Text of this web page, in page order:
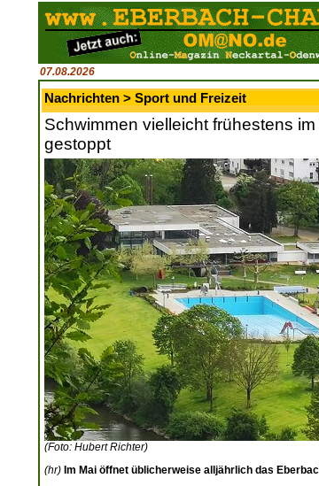
07.08.2026
Nachrichten > Sport und Freizeit
Schwimmen vielleicht frühestens
gestoppt
(Foto: Hubert Richter)
(hr) Im Mai öffnet üblicherweise alljährlich das